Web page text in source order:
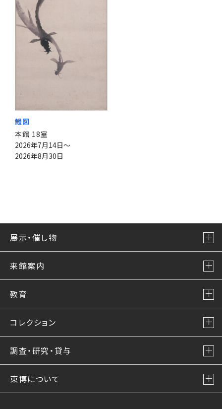
鰻図
本館 18室
2026年7月14日～
2026年8月30日
展示・催し物
来館案内
教育
コレクション
調査・研究・貸与
東博について